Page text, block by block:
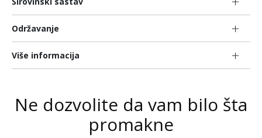
Održavanje
Više informacija
Ne dozvolite da vam bilo šta
promakne